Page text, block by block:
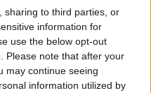
sharing to third parties, or
information for
use the below opt-out
Please note that after your
may continue seeing
information utilized by
Mmaee kapcsán valós
érdeklődése, azt
még változás a
hogy az az
(a Gaziantep